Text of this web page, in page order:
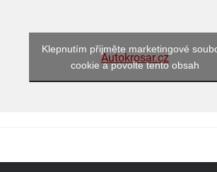
Autokrosar.cz
Klepnutím přijměte marketingové
cookie a povolte tento obsah